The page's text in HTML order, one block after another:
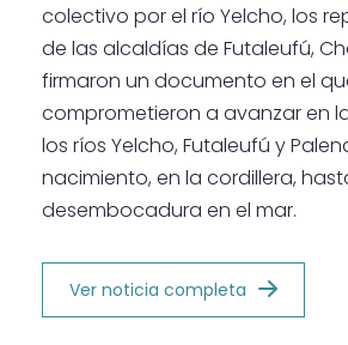
colectivo por el río Yelcho, los
de las alcaldías de Futaleufú,
firmaron un documento en el
comprometieron a avanzar en
los ríos Yelcho, Futaleufú y
nacimiento, en la cordillera,
desembocadura en el mar.
Ver noticia completa